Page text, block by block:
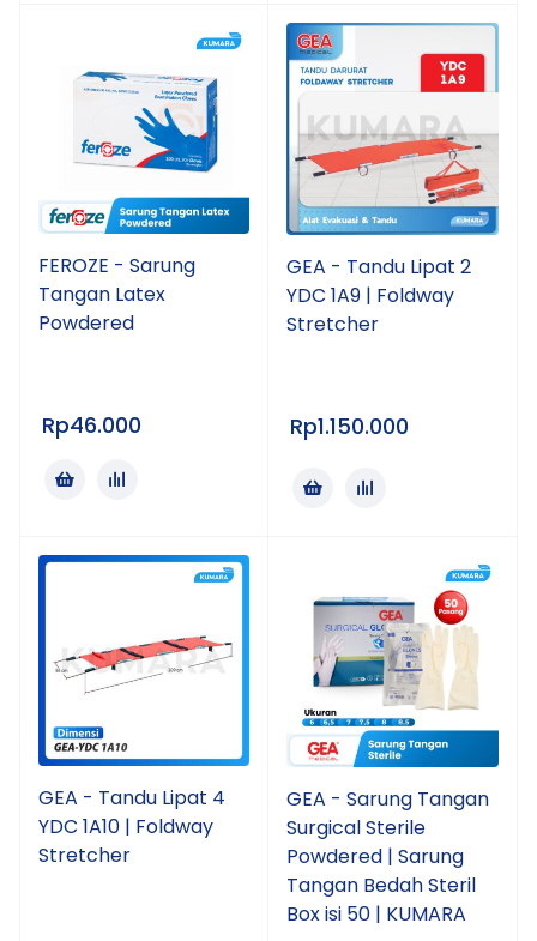
FEROZE - Sarung
Tangan Latex
Powdered
Rp46.000
GEA - Tandu Lipat 2
YDC 1A9 | Foldway
Stretcher
Rp1.150.000
GEA - Tandu Lipat 4
YDC 1A10 | Foldway
Stretcher
GEA - Sarung Tangan
Surgical Sterile
Powdered | Sarung
Tangan Bedah Steril
Box isi 50 | KUMARA